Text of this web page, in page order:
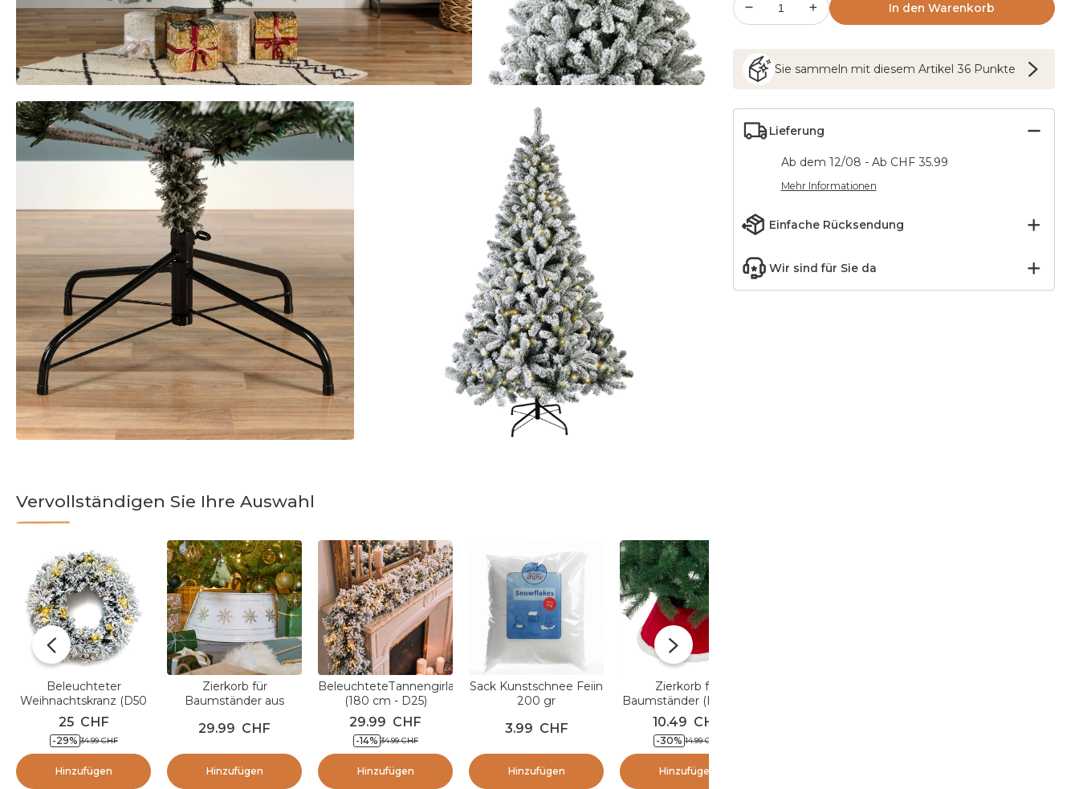
In den Warenkorb
Sie sammeln mit diesem Artikel 36 Punkte
Lieferung
Ab dem 12/08 - Ab CHF 35.99
Mehr Informationen
Einfache Rücksendung
Wir sind für Sie da
Vervollständigen Sie Ihre Auswahl
Beleuchteter
Weihnachtskranz (D50
cm) Edmonton Grün
verschneit und
Warmweiß
25 CHF
-29% 34.99 CHF
Hinzufügen
Zierkorb für
Baumständer aus
und goldene Flocken
29.99 CHF
Hinzufügen
BeleuchteteTannengirlande
(180 cm - D25)
Edmonton Grün
verschneit und
Warmweiß
29.99 CHF
-14% 34.99 CHF
Hinzufügen
Sack Kunstschnee Feiin
200 gr
3.99 CHF
Hinzufügen
Zierkorb für
Baumständer (D56 cm)
Weihnachtszauber Rot
10.49 CHF
-30% 14.99 CHF
Hinzufügen